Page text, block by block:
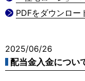
PDFをダウンロー
2025/06/26
配当金入金につい